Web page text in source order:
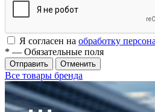
Я согласен на обработку
* — Обязательные поля
Отменить
Все товары бренда